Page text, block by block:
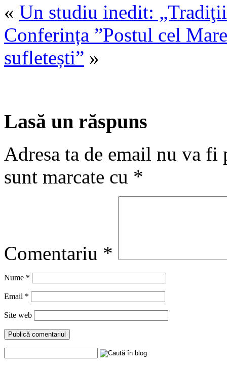
« Un studiu inedit:
Conferința ”Postul cel
sufletești” »
Lasă un răspuns
Adresa ta de email nu va fi
sunt marcate cu *
Comentariu *
Nume *
Email *
Site web